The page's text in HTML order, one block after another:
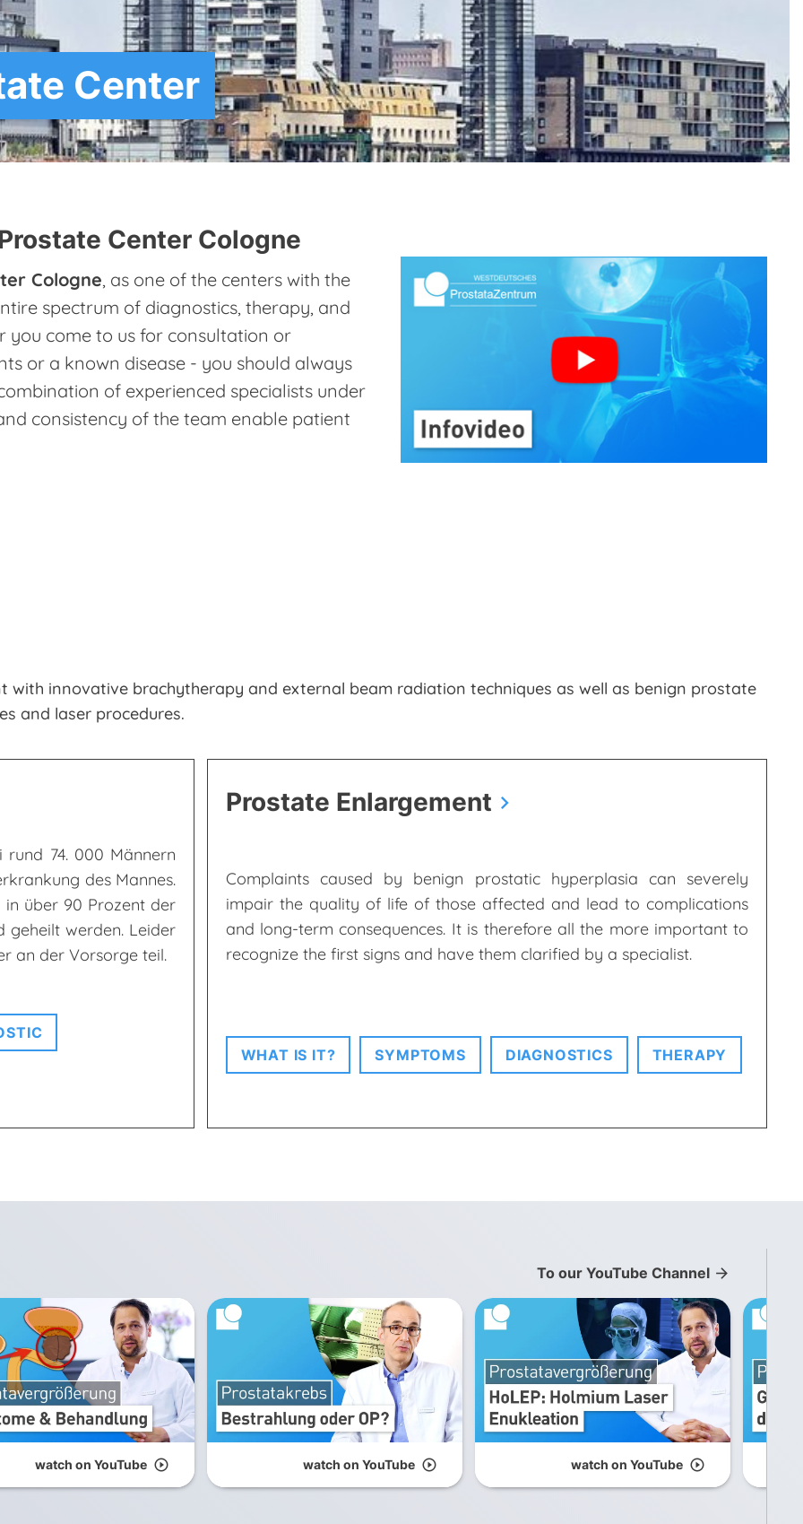
Center
Center Cologne
Cologne, as one of the centers with the
spectrum of diagnostics, therapy, and
you come to us for consultation or
or a known disease - you should always
of experienced specialists under
consistency of the team enable patient
with innovative brachytherapy and external beam radiation techniques as well as benign prostate
and laser procedures.
74. 000 Männern
des Mannes.
in über 90 Prozent der
geheilt werden. Leider
an der Vorsorge teil.
Prostate Enlargement chevron_right
Complaints caused by benign prostatic hyperplasia can severely
impair the quality of life of those affected and lead to complications
and long-term consequences. It is therefore all the more important to
recognize the first signs and have them clarified by a specialist.
WHAT IS IT? SYMPTOMS DIAGNOSTICS THERAPY
To our YouTube Channel arrow_forward
watch on YouTube play_circle_outline watch on YouTube play_circle_outline watch on YouTube play_circle_outline